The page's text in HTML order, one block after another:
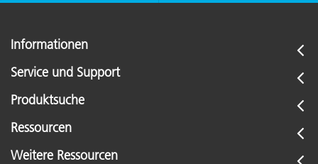
Informationen
Service und Support
Produktsuche
Ressourcen
Weitere Ressourcen